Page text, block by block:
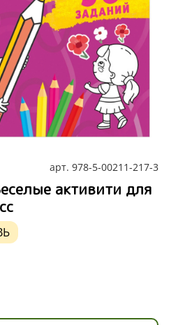
арт. 978-5-00211-217-3
активити для